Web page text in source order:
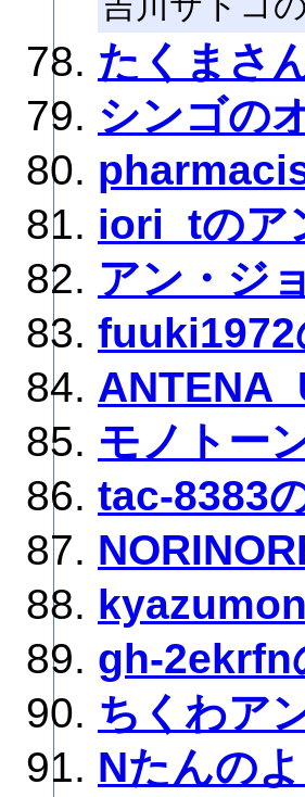
たくまさ
シンゴの
iori_tのア
アン・ジ
fuuki1972
モノトー
tac-8383
gh-2ekrfn
ちくわア
Nたんの